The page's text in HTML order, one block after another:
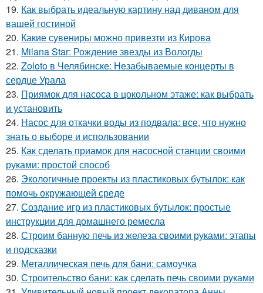
19. Как выбрать идеальную картину над диваном для
вашей гостиной
20. Какие сувениры можно привезти из Кирова
21. Milana Star: Рождение звезды из Вологды
22. Zoloto в Челябинске: Незабываемые концерты в
сердце Урала
23. Приямок для насоса в цокольном этаже: как выбрать
и установить
24. Насос для откачки воды из подвала: все, что нужно
знать о выборе и использовании
25. Как сделать приамок для насосной станции своими
руками: простой способ
26. Экологичные проекты из пластиковых бутылок: как
помочь окружающей среде
27. Создание игр из пластиковых бутылок: простые
инструкции для домашнего ремесла
28. Строим банную печь из железа своими руками: этапы
и подсказки
29. Металлическая печь для бани: самоучка
30. Строительство бани: как сделать печь своими руками